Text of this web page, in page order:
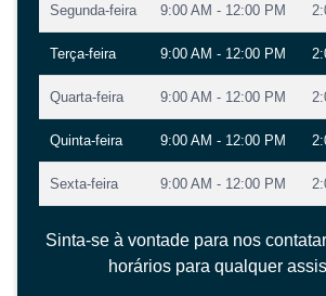
Segunda-feira 9:00 AM - 12:00 PM
Terça-feira 9:00 AM - 12:00 PM
Quarta-feira 9:00 AM - 12:00 PM
Quinta-feira 9:00 AM - 12:00 PM
Sexta-feira 9:00 AM - 12:00 PM
Sinta-se à vontade para nos
horários para qualquer